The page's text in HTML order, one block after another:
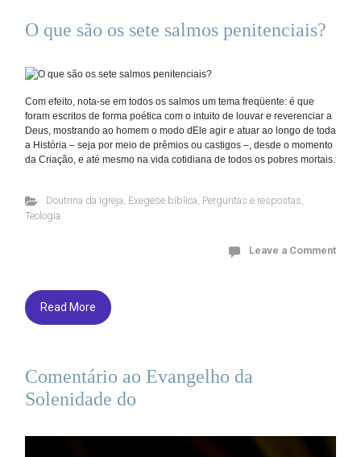
O que são os sete salmos penitenciais?
Com efeito, nota-se em todos os salmos um tema freqüente: é que
foram escritos de forma poética com o intuito de louvar e reverenciar a
Deus, mostrando ao homem o modo dEle agir e atuar ao longo de toda
a História – seja por meio de prêmios ou castigos –, desde o momento
da Criação, e até mesmo na vida cotidiana de todos os pobres mortais.
Doutrina da Igreja, Exegese bíblica, Perguntas e respostas,
Teologia
Leave a Comment
Read More
Comentário ao Evangelho da
Solenidade do